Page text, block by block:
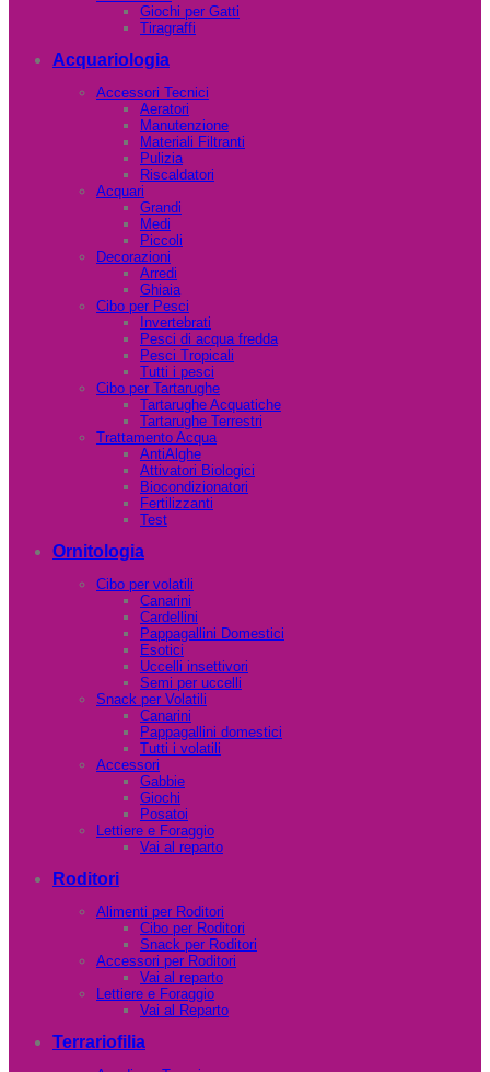
Giochi per Gatti
Tiragraffi
Acquariologia
Accessori Tecnici
Aeratori
Manutenzione
Materiali Filtranti
Pulizia
Riscaldatori
Acquari
Grandi
Medi
Piccoli
Decorazioni
Arredi
Ghiaia
Cibo per Pesci
Invertebrati
Pesci di acqua fredda
Pesci Tropicali
Tutti i pesci
Cibo per Tartarughe
Tartarughe Acquatiche
Tartarughe Terrestri
Trattamento Acqua
AntiAlghe
Attivatori Biologici
Biocondizionatori
Fertilizzanti
Test
Ornitologia
Cibo per volatili
Canarini
Cardellini
Pappagallini Domestici
Esotici
Uccelli insettivori
Semi per uccelli
Snack per Volatili
Canarini
Pappagallini domestici
Tutti i volatili
Accessori
Gabbie
Giochi
Posatoi
Lettiere e Foraggio
Vai al reparto
Roditori
Alimenti per Roditori
Cibo per Roditori
Snack per Roditori
Accessori per Roditori
Vai al reparto
Lettiere e Foraggio
Vai al Reparto
Terrariofilia